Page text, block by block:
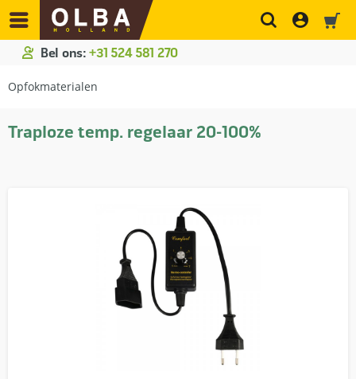
Bel ons: +31 524 581 270
Opfokmaterialen
Traploze temp. regelaar 20-100%